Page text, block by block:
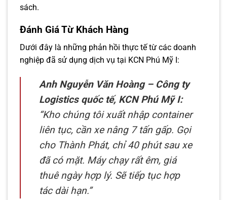
sách.
Đánh Giá Từ Khách Hàng
Dưới đây là những phản hồi thực tế từ các doanh
nghiệp đã sử dụng dịch vụ tại KCN Phú Mỹ I:
Anh Nguyễn Văn Hoàng – Công ty
Logistics quốc tế, KCN Phú Mỹ I:
“Kho chúng tôi xuất nhập container
liên tục, cần xe nâng 7 tấn gấp. Gọi
cho Thành Phát, chỉ 40 phút sau xe
đã có mặt. Máy chạy rất êm, giá
thuê ngày hợp lý. Sẽ tiếp tục hợp
tác dài hạn.”